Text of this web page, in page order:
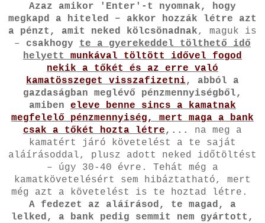
Azaz amikor 'Enter'-t nyomnak, hogy
megkapd a hiteled – akkor hozzák létre azt
a pénzt, amit neked kölcsönadnak , maguk is
– csakhogy te a gyerekeddel tölthető idő
helyett munkával töltött idővel fogod
nekik a tőkét és az erre való
kamatösszeget visszafizetni , abból a
gazdaságban meglévő pénzmennyiségből,
amiben eleve benne sincs a kamatnak
megfelelő pénzmennyiség, mert maga a bank
csak a tőkét hozta létre ,...
na meg a
kamatért járó követelést a te saját
aláírásoddal, plusz adott neked időtöltést
– úgy 30-40 évre. Tehát még a
kamatkövetelésért sem hibáztatható, mert
még azt a követelést is te hoztad létre.
A fedezet az aláírásod, te magad, a
lelked, a bank pedig semmit nem gyártott,